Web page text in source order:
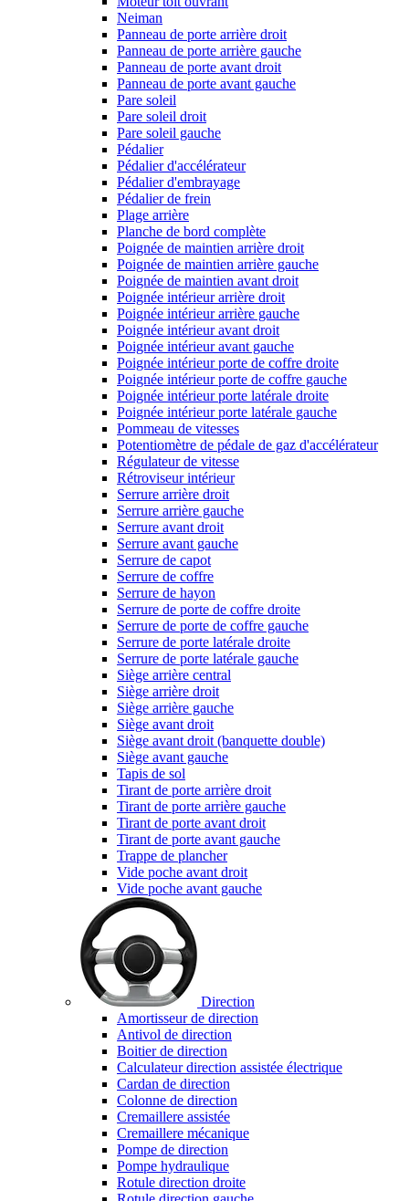
Neiman
Panneau de porte arrière droit
Panneau de porte arrière gauche
Panneau de porte avant droit
Panneau de porte avant gauche
Pare soleil
Pare soleil droit
Pare soleil gauche
Pédalier
Pédalier d'accélérateur
Pédalier d'embrayage
Pédalier de frein
Plage arrière
Planche de bord complète
Poignée de maintien arrière droit
Poignée de maintien arrière gauche
Poignée de maintien avant droit
Poignée intérieur arrière droit
Poignée intérieur arrière gauche
Poignée intérieur avant droit
Poignée intérieur avant gauche
Poignée intérieur porte de coffre droite
Poignée intérieur porte de coffre gauche
Poignée intérieur porte latérale droite
Poignée intérieur porte latérale gauche
Pommeau de vitesses
Potentiomètre de pédale de gaz d'accélérateur
Régulateur de vitesse
Rétroviseur intérieur
Serrure arrière droit
Serrure arrière gauche
Serrure avant droit
Serrure avant gauche
Serrure de capot
Serrure de coffre
Serrure de hayon
Serrure de porte de coffre droite
Serrure de porte de coffre gauche
Serrure de porte latérale droite
Serrure de porte latérale gauche
Siège arrière central
Siège arrière droit
Siège arrière gauche
Siège avant droit
Siège avant droit (banquette double)
Siège avant gauche
Tapis de sol
Tirant de porte arrière droit
Tirant de porte arrière gauche
Tirant de porte avant droit
Tirant de porte avant gauche
Trappe de plancher
Vide poche avant droit
Vide poche avant gauche
Direction
Amortisseur de direction
Antivol de direction
Boitier de direction
Calculateur direction assistée électrique
Cardan de direction
Colonne de direction
Cremaillere assistée
Cremaillere mécanique
Pompe de direction
Pompe hydraulique
Rotule direction droite